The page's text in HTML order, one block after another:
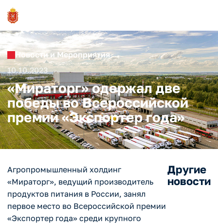
Новости и Мероприятия
10.10.2023
«Мираторг» одержал две
победы во Всероссийской
премии «Экспортер года»
Агропромышленный холдинг
«Мираторг», ведущий производитель
продуктов питания в России, занял
первое место во Всероссийской премии
«Экспортер года» среди крупного
Другие
новости